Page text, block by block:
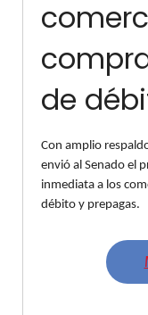
de
Con amplio
envió al Senado el
inmediata a los
débito y prepagas.